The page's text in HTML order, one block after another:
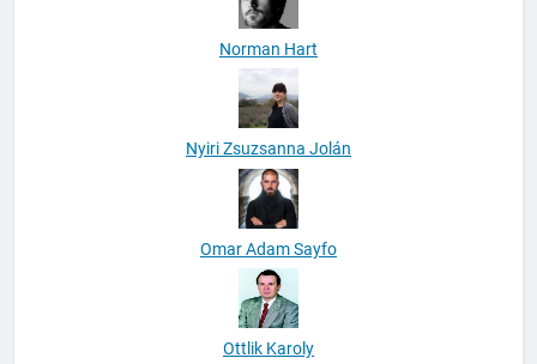
Norman Hart
Nyiri Zsuzsanna Jolán
Omar Adam Sayfo
Ottlik Karoly